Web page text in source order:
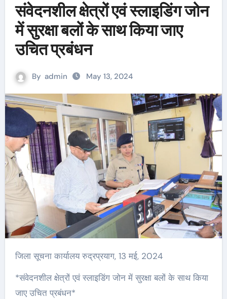
संवेदनशील क्षेत्रों एवं स्लाइडिंग जोन
में सुरक्षा बलों के साथ किया जाए
उचित प्रबंधन
By admin May 13, 2024
जिला सूचना कार्यालय रुद्रप्रयाग, 13 मई, 2024
*संवेदनशील क्षेत्रों एवं स्लाइडिंग जोन में सुरक्षा बलों के साथ किया
जाए उचित प्रबंधन*